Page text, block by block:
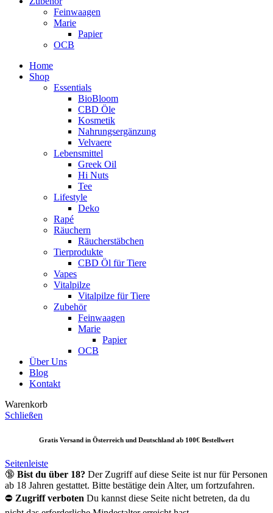
Feinwaagen
Marie
Papier
OCB
Home
Shop
Essentials
BioBloom
CBD Öle
Kosmetik
Nahrungsergänzung
Velvaere
Lebensmittel
Greek Oil
Hi Nuts
Tee
Lifestyle
Deko
Rapé
Räuchern
Räucherstäbchen
Tierprodukte
CBD Öl für Tiere
Vapes
Vitalpilze
Vitalpilze für Tiere
Zubehör
Feinwaagen
Marie
Papier
OCB
Über Uns
Blog
Kontakt
Warenkorb
Schließen
Gratis Versand in Österreich und Deutschland ab 100€ Bestellwert
Seitenleiste
🔞 Bist du über 18? Der Zugriff auf diese Seite ist nur für Personen
ab 18 Jahren gestattet. Bitte bestätige dein Alter, um fortzufahren.
⛔ Zugriff verboten Du kannst diese Seite nicht betreten, da du